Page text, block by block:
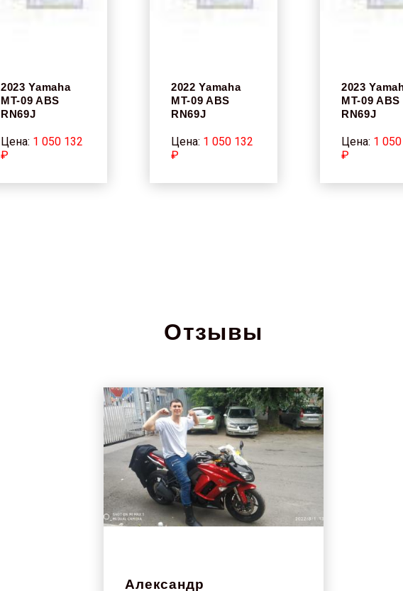
2023 Yamaha
MT-09 ABS
RN69J
Цена: 1 050 132
₽
2022 Yamaha
MT-09 ABS
RN69J
Цена: 1 050 132
₽
2023
MT-09 ABS
RN69J
Цена: 1
₽
Отзывы
Александр